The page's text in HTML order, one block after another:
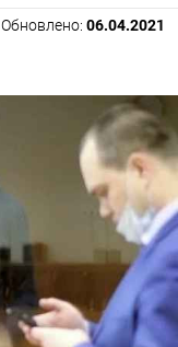
Обновлено: 06.04.2021